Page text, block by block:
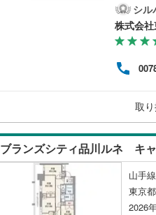
シル
株式会
取
ブランズシティ品川ルネ キ
山手
東京
2026